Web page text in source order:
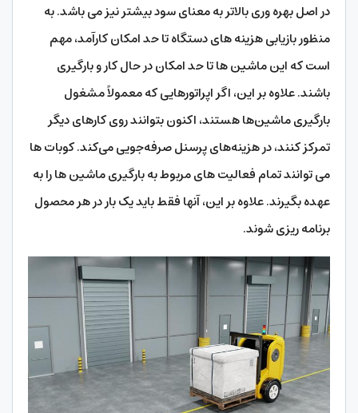
در اصل بهره وری بالاتر به معنای سود بیشتر نیز می باشد. به
منظور بازیابی هزینه های دستگاه تا حد امکان کارآمد، مهم
است که این ماشین ها تا حد امکان در حال کار و بارگیری
باشند. علاوه بر این، اگر اپراتورهایی که معمولاً مشغول
بارگیری ماشین‌ها هستند، اکنون بتوانند روی کارهای دیگر
تمرکز کنند، در هزینه‌های پرسنل صرفه‌جویی می‌کند. کوبات ها
می توانند تمام فعالیت های مربوط به بارگیری ماشین ها را به
عهده بگیرند. علاوه بر این، آنها فقط باید یک بار در هر محصول
برنامه ریزی شوند.